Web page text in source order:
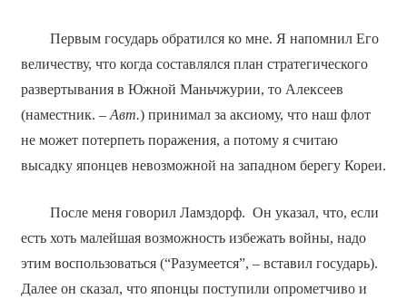
Первым государь обратился ко мне. Я напомнил Его
величеству, что когда составлялся план стратегического
развертывания в Южной Маньчжурии, то Алексеев
(наместник. – Авт.) принимал за аксиому, что наш флот
не может потерпеть поражения, а потому я считаю
высадку японцев невозможной на западном берегу Кореи.
После меня говорил Ламздорф. Он указал, что, если
есть хоть малейшая возможность избежать войны, надо
этим воспользоваться (“Разумеется”, – вставил государь).
Далее он сказал, что японцы поступили опрометчиво и